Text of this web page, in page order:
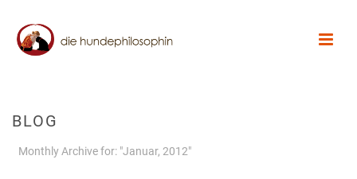
BLOG
Monthly Archive for: "Januar, 2012"